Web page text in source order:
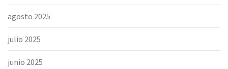
agosto 2025
julio 2025
junio 2025